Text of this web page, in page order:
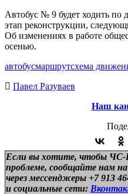
Автобус № 9 будет ходить по
этап реконструкции,
Об изменениях в работе
осенью.
автобусмаршрутсхема
Павел Разуваев
Наш
Если вы хотите, чтобы
проблеме, сообщайте нам на
через мессенджеры +7 913
и социальные сети: